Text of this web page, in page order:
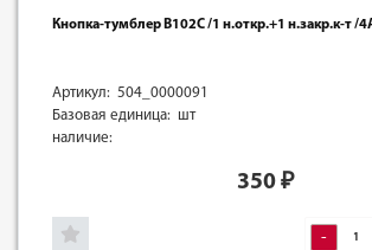
Кнопка-тумблер В102С /1 н.откр.+1 н.закр.к-т /
Артикул: 504_0000091
Базовая единица: шт
наличие:
350 ₽
-